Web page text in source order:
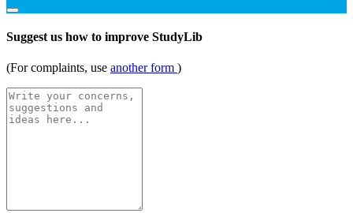
Suggest us how to improve StudyLib
(For complaints, use another form )